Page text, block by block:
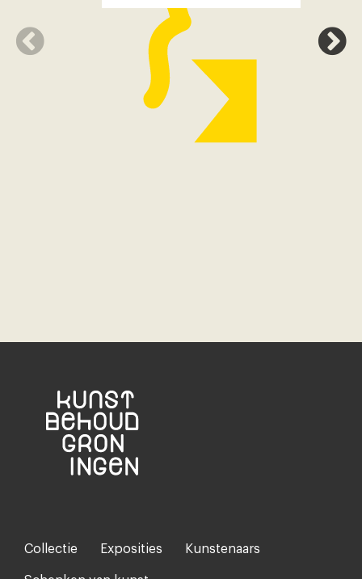
Footer-
menu
Collectie Exposities Kunstenaars